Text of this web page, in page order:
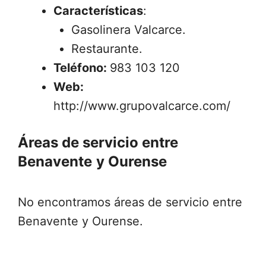
Características:
Gasolinera Valcarce.
Restaurante.
Teléfono: 983 103 120
Web:
http://www.grupovalcarce.com/
Áreas de servicio entre
Benavente y Ourense
No encontramos áreas de servicio entre
Benavente y Ourense.